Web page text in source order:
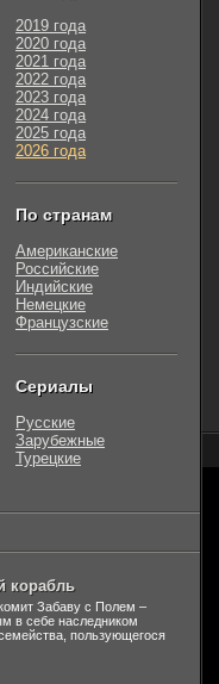
2019 года
2020 года
2021 года
2022 года
2023 года
2024 года
2025 года
2026 года
По странам
Американские
Российские
Индийские
Немецкие
Французские
Сериалы
Русские
Зарубежные
Турецкие
корабль
Забаву с Полем –
в себе наследником
пользующегося